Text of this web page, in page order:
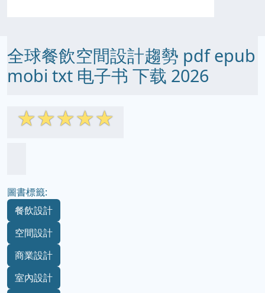
全球餐飲空間設計趨勢 pdf epub
mobi txt 电子书 下载 2026
☆☆☆☆☆
圖書標籤:
餐飲設計
空間設計
商業設計
室內設計